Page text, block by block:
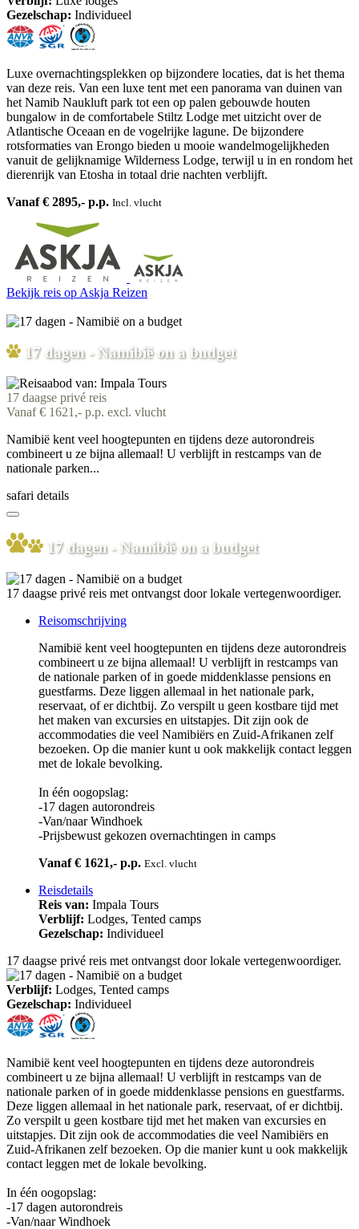
Gezelschap: Individueel
Luxe overnachtingsplekken op bijzondere locaties, dat is het thema
van deze reis. Van een luxe tent met een panorama van duinen van
het Namib Naukluft park tot een op palen gebouwde houten
bungalow in de comfortabele Stiltz Lodge met uitzicht over de
Atlantische Oceaan en de vogelrijke lagune. De bijzondere
rotsformaties van Erongo bieden u mooie wandelmogelijkheden
vanuit de gelijknamige Wilderness Lodge, terwijl u in en rondom het
dierenrijk van Etosha in totaal drie nachten verblijft.
Vanaf € 2895,- p.p. Incl. vlucht
Bekijk reis op Askja Reizen
17 dagen - Namibië on a budget
17 daagse privé reis
Vanaf € 1621,- p.p. excl. vlucht
Namibië kent veel hoogtepunten en tijdens deze autorondreis
combineert u ze bijna allemaal! U verblijft in restcamps van de
nationale parken...
safari details
17 dagen - Namibië on a budget
17 daagse privé reis met ontvangst door lokale vertegenwoordiger.
Reisomschrijving
Namibië kent veel hoogtepunten en tijdens deze autorondreis
combineert u ze bijna allemaal! U verblijft in restcamps van
de nationale parken of in goede middenklasse pensions en
guestfarms. Deze liggen allemaal in het nationale park,
reservaat, of er dichtbij. Zo verspilt u geen kostbare tijd met
het maken van excursies en uitstapjes. Dit zijn ook de
accommodaties die veel Namibiërs en Zuid-Afrikanen zelf
bezoeken. Op die manier kunt u ook makkelijk contact leggen
met de lokale bevolking.
In één oogopslag:
-17 dagen autorondreis
-Van/naar Windhoek
-Prijsbewust gekozen overnachtingen in camps
Vanaf € 1621,- p.p. Excl. vlucht
Reisdetails
Reis van: Impala Tours
Verblijf: Lodges, Tented camps
Gezelschap: Individueel
17 daagse privé reis met ontvangst door lokale vertegenwoordiger.
Verblijf: Lodges, Tented camps
Gezelschap: Individueel
Namibië kent veel hoogtepunten en tijdens deze autorondreis
combineert u ze bijna allemaal! U verblijft in restcamps van de
nationale parken of in goede middenklasse pensions en guestfarms.
Deze liggen allemaal in het nationale park, reservaat, of er dichtbij.
Zo verspilt u geen kostbare tijd met het maken van excursies en
uitstapjes. Dit zijn ook de accommodaties die veel Namibiërs en
Zuid-Afrikanen zelf bezoeken. Op die manier kunt u ook makkelijk
contact leggen met de lokale bevolking.
In één oogopslag:
-17 dagen autorondreis
-Van/naar Windhoek